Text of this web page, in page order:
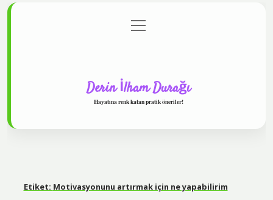
Gizlilik Politikası
menüyü
aç
Derin İlham Durağı
Hayatına renk katan pratik öneriler!
Etiket: Motivasyonunu artırmak için ne yapabilirim